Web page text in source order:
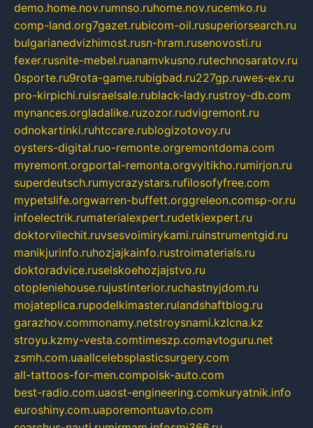
demo.home.nov.rumnso.ruhome.nov.rucemko.ru
comp-land.org7gazet.rubicom-oil.rusuperiorsearch.ru
bulgarianedvizhimost.rusn-hram.rusenovosti.ru
fexer.rusnite-mebel.ruanamvkusno.rutechnosaratov.ru
0sporte.ru9rota-game.rubigbad.ru227gp.ruwes-ex.ru
pro-kirpichi.ruisraelsale.rublack-lady.rustroy-db.com
mynances.orgladalike.ruzozor.rudvigremont.ru
odnokartinki.ruhtccare.rublogizotovoy.ru
oysters-digital.ruo-remonte.orgremontdoma.com
myremont.orgportal-remonta.orgvyitikho.rumirjon.ru
superdeutsch.rumycrazystars.rufilosofyfree.com
mypetslife.orgwarren-buffett.orggreleon.comsp-or.ru
infoelectrik.rumaterialexpert.rudetkiexpert.ru
doktorvilechit.ruvsesvoimirykami.ruinstrumentgid.ru
manikjurinfo.ruhozjajkainfo.rustroimaterials.ru
doktoradvice.ruselskoehozjajstvo.ru
otopleniehouse.rujustinterior.ruchastnyjdom.ru
mojateplica.rupodelkimaster.rulandshaftblog.ru
garazhov.commonamy.netstroysnami.kzlcna.kz
stroyu.kzmy-vesta.comtimeszp.comavtoguru.net
zsmh.com.uaallcelebsplasticsurgery.com
all-tattoos-for-men.compoisk-auto.com
best-radio.com.uaost-engineering.comkuryatnik.info
euroshiny.com.uaporemontuavto.com